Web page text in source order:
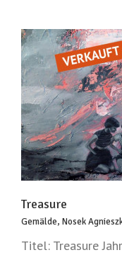
Treasure
Gemälde, Nosek
Titel: Treasure